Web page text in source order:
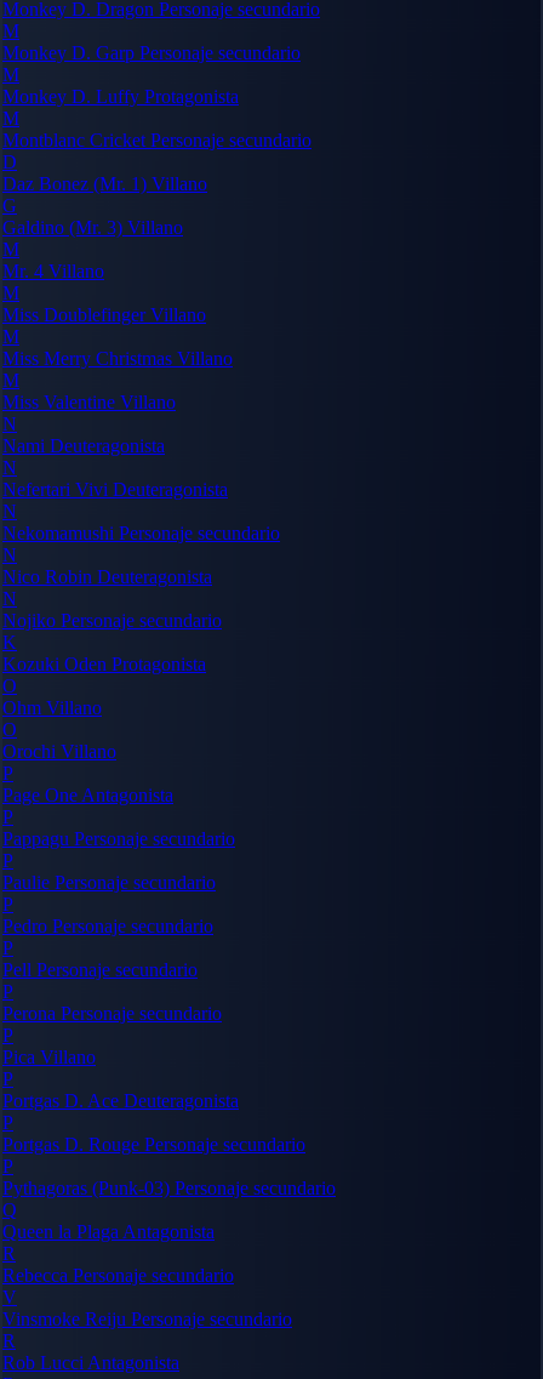
Monkey D. Dragon Personaje secundario
M
Monkey D. Garp Personaje secundario
M
Monkey D. Luffy Protagonista
M
Montblanc Cricket Personaje secundario
D
Daz Bonez (Mr. 1) Villano
G
Galdino (Mr. 3) Villano
M
Mr. 4 Villano
M
Miss DoublefingerVillano
M
Miss Merry Christmas Villano
M
Miss Valentine Villano
N
Nami Deuteragonista
N
Nefertari Vivi Deuteragonista
N
Nekomamushi Personaje secundario
N
Nico Robin Deuteragonista
N
Nojiko Personaje secundario
K
Kozuki Oden Protagonista
O
Ohm Villano
O
Orochi Villano
P
Page One Antagonista
P
Pappagu Personaje secundario
P
Paulie Personaje secundario
P
Pedro Personaje secundario
P
Pell Personaje secundario
P
Perona Personaje secundario
P
Pica Villano
P
Portgas D. Ace Deuteragonista
P
Portgas D. Rouge Personaje secundario
P
Pythagoras (Punk-03) Personaje secundario
Q
Queen la Plaga Antagonista
R
Rebecca Personaje secundario
V
Vinsmoke Reiju Personaje secundario
R
Rob Lucci Antagonista